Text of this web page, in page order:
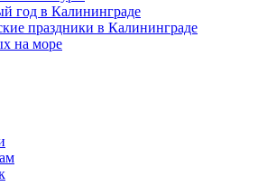
год в Калининграде
праздники в Калининграде
на море